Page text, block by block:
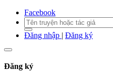
Facebook
Đăng nhập | Đăng ký
Đăng ký